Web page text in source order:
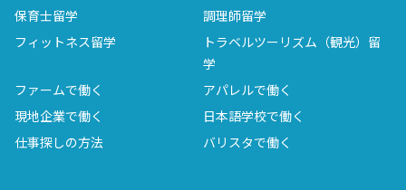
保育士留学
調理師留学
フィットネス留学
トラベルツーリズム（観光）留
学
ファームで働く
アパレルで働く
現地企業で働く
日本語学校で働く
仕事探しの方法
バリスタで働く